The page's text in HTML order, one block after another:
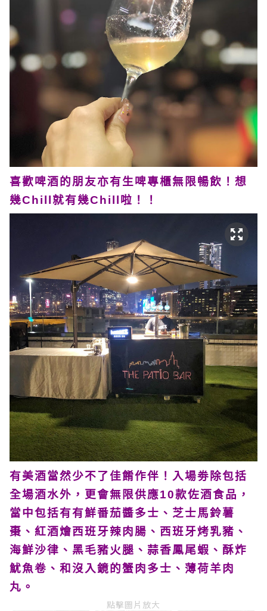
喜歡啤酒的朋友亦有生啤專櫃無限暢飲！想
幾Chill就有幾Chill啦！！
有美酒當然少不了佳餚作伴！入場劵除包括
全場酒水外，更會無限供應10款佐酒食品，
當中包括有有鮮番茄醬多士、芝士馬鈴薯
棗、紅酒燴西班牙辣肉腸、西班牙烤乳豬、
海鮮沙律、黑毛豬火腿、蒜香鳳尾蝦、酥炸
魷魚卷、和沒入鏡的蟹肉多士、薄荷羊肉
丸。
點擊圖片放大